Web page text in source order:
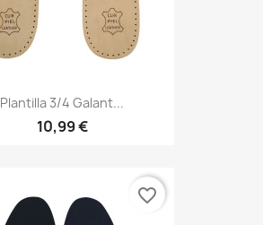
Plantilla 3/4 Galant...
10,99 €
favorite_border